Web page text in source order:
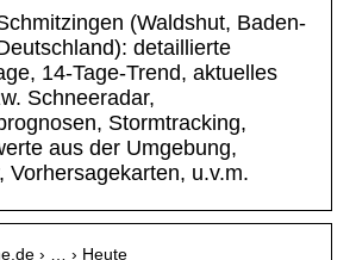
(Waldshut, Baden-
detaillierte
14-Tage-Trend, aktuelles
Schneeradar,
Stormtracking,
aus der Umgebung,
Vorhersagekarten, u.v.m.
› … › Heute